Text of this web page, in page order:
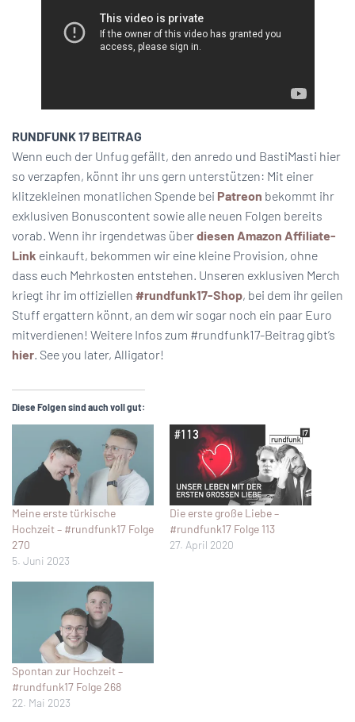
RUNDFUNK 17 BEITRAG
Wenn euch der Unfug gefällt, den anredo und BastiMasti hier
so verzapfen, könnt ihr uns gern unterstützen: Mit einer
klitzekleinen monatlichen Spende bei Patreon bekommt ihr
exklusiven Bonuscontent sowie alle neuen Folgen bereits
vorab. Wenn ihr irgendetwas überdiesen Amazon Affiliate-
Link einkauft, bekommen wir eine kleine Provision, ohne
dass euch Mehrkosten entstehen. Unseren exklusiven Merch
kriegt ihr im offiziellen #rundfunk17-Shop, bei dem ihr geilen
Stuff ergattern könnt, an dem wir sogar noch ein paar Euro
mitverdienen! Weitere Infos zum #rundfunk17-Beitrag gibt’s
hier. See you later, Alligator!
Diese Folgen sind auch voll gut:
Meine erste türkische
Hochzeit – #rundfunk17 Folge
270
5. Juni 2023
Die erste große Liebe –
#rundfunk17 Folge 113
27. April 2020
Spontan zur Hochzeit –
#rundfunk17 Folge 268
22. Mai 2023